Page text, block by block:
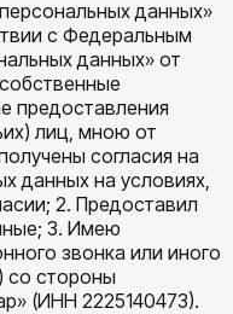
данных»
с Федеральным
данных» от
предоставления
лиц, мною от
согласия на
данных на условиях,
2. Предоставил
3. Имею
звонка или иного
со стороны
(ИНН 2225140473).